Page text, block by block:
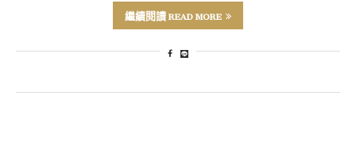
繼續閱讀 READ MORE